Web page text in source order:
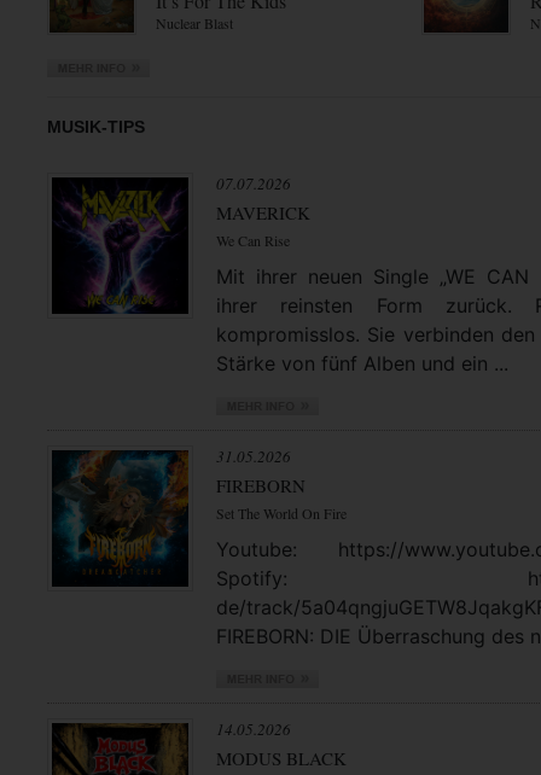
Nuclear Blast
MUSIK-TIPS
07.07.2026
MAVERICK
We Can Rise
Mit ihrer neuen Single „WE CAN
ihrer reinsten Form zurück.
kompromisslos. Sie verbinden
Stärke von fünf Alben und ein ...
31.05.2026
FIREBORN
Set The World On Fire
Youtube: https://
Spotify: https://
de/track/
FIREBORN: DIE Überraschung des
14.05.2026
MODUS BLACK